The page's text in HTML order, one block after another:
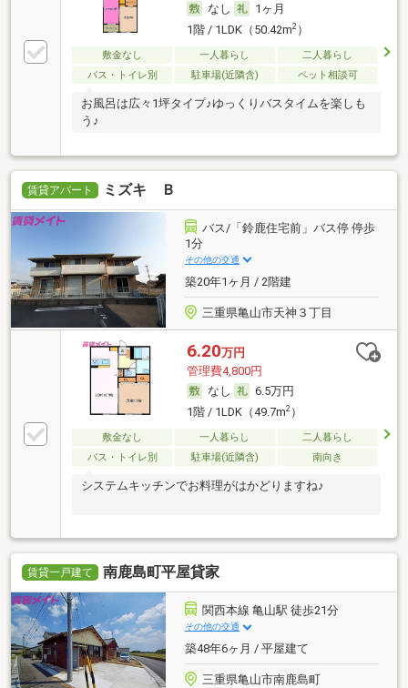
なし
1ヶ月
1階 / 1LDK（50.42m2）
敷金なし 一人暮らし
二人暮らし
バス・トイレ別
駐車場(近隣含) ペット相談可
お風呂は広々1坪タイプ♪ゆっくりバスタイムを楽しも
う♪
賃貸アパート ミズキ Ｂ
バス/「鈴鹿住宅前」バス停 停歩
1分
その他の交通
築20年1ヶ月 / 2階建
三重県亀山市天神３丁目
6.20万円
管理費4,800円
なし
6.5万円
1階 / 1LDK（49.7m2）
敷金なし 一人暮らし
二人暮らし
バス・トイレ別
駐車場(近隣含) 南向き
システムキッチンでお料理がはかどりますね♪
賃貸一戸建て 南鹿島町平屋貸家
関西本線 亀山駅 徒歩21分
その他の交通
築48年6ヶ月 / 平屋建て
三重県亀山市南鹿島町